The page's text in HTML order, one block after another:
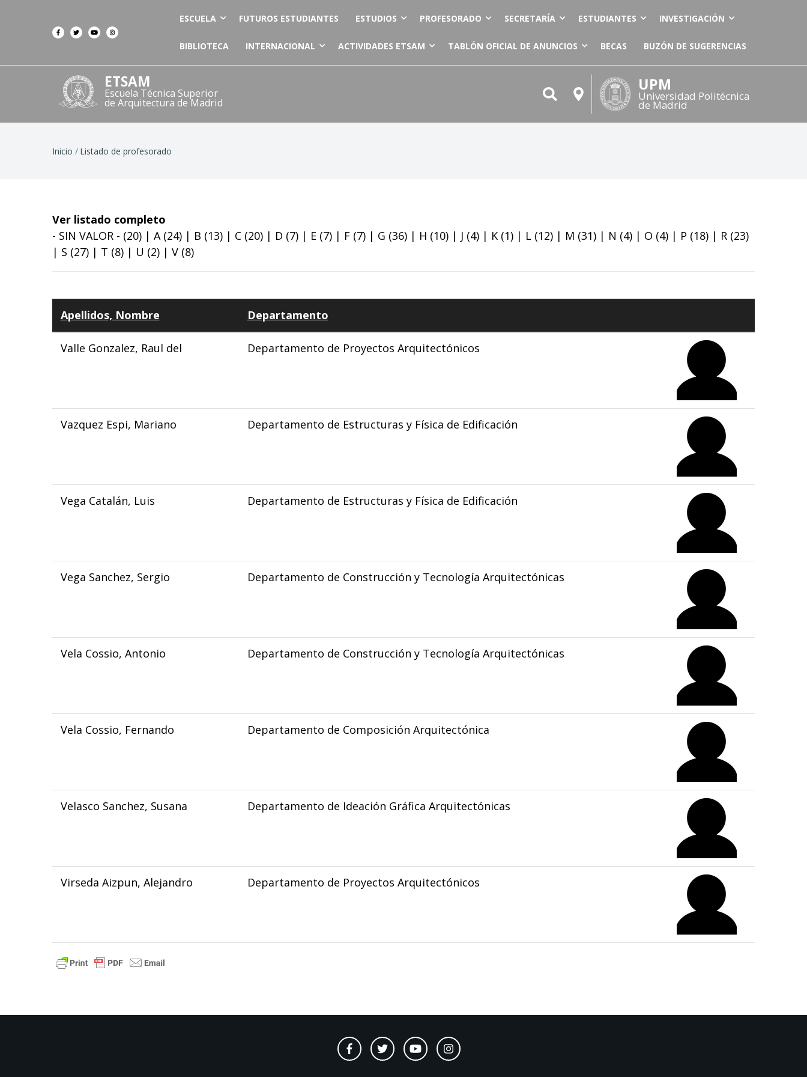
ESCUELA FUTUROS ESTUDIANTES ESTUDIOS PROFESORADO SECRETARÍA ESTUDIANTES INVESTIGACIÓN
BIBLIOTECA INTERNACIONAL ACTIVIDADES ETSAM TABLÓN OFICIAL DE ANUNCIOS BECAS BUZÓN DE SUGERENCIAS
ETSAM
Escuela Técnica Superior
de Arquitectura de Madrid
UPM
Universidad Politécnica
de Madrid
Ruta
Inicio Listado de profesorado
Ver listado completo
- SIN VALOR - (20) | A(24) | B (13) | C (20) | D (7) | E (7) | F (7) | G (36) | H (10) | J (4) | K (1) | L (12) | M (31) | N (4) | O (4) | P (18) | R (23)
| S (27) | T (8) | U (2) | V (8)
Apellidos, Nombre Departamento
Valle Gonzalez, Raul del Departamento de Proyectos Arquitectónicos
Vazquez Espi, Mariano Departamento de Estructuras y Física de Edificación
Vega Catalán, Luis Departamento de Estructuras y Física de Edificación
Vega Sanchez, Sergio Departamento de Construcción y Tecnología Arquitectónicas
Vela Cossio, Antonio Departamento de Construcción y Tecnología Arquitectónicas
Vela Cossio, Fernando Departamento de Composición Arquitectónica
Velasco Sanchez, Susana Departamento de Ideación Gráfica Arquitectónicas
Virseda Aizpun, Alejandro Departamento de Proyectos Arquitectónicos